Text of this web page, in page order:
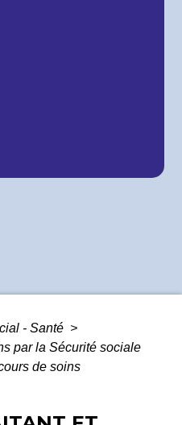
- Santé >
par la Sécurité sociale
de soins